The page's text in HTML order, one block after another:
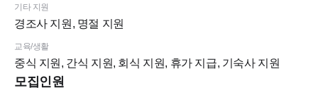
- 이력서(사진, 퇴직금 포함 희망연봉 or 식대 제외 실수령 급여
기재)
- 자기소개서
* 제출방법
- 치크루팅 접수
기타 지원
경조사 지원, 명절 지원
교육/생활
중식 지원, 간식 지원, 회식 지원, 휴가 지급, 기숙사 지원
모집인원